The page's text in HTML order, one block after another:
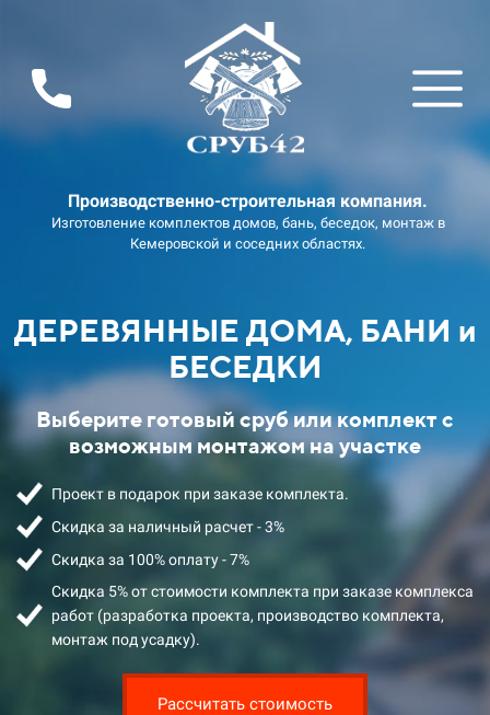
Производственно-строительная компания.
Изготовление комплектов домов, бань, беседок, монтаж в
Кемеровской и соседних областях.
ДЕРЕВЯННЫЕ ДОМА, БАНИ и
БЕСЕДКИ
Выберите готовый сруб или комплект с
возможным монтажом на участке
Проект в подарок при заказе комплекта.
Скидка за наличный расчет - 3%
Скидка за 100% оплату - 7%
Скидка 5% от стоимости комплекта при заказе комплекса
работ (разработка проекта, производство комплекта,
монтаж под усадку).
Рассчитать стоимость